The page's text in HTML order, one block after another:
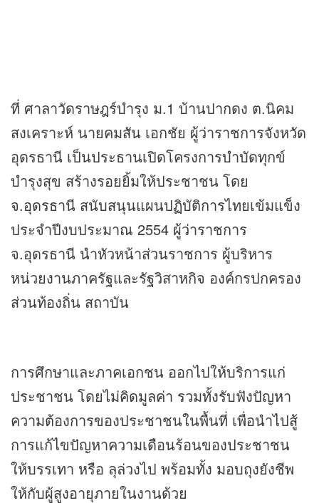
ที่ ศาลาวัดราษฎร์บำรุง ม.1 บ้านปากดง ต.นิคม
สงเคราะห์ นายคมสัน เอกชัย ผู้ว่าราชการจังหวัด
อุดรธานี เป็นประธานเปิดโครงการบำบัดทุกข์
บำรุงสุข สร้างรอยยิ้มให้ประชาชน โดย
จ.อุดรธานี สนับสนุนแผนปฏิบัติการไทยเข้มแข็ง
ประจำปีงบประมาณ 2554 ผู้ว่าราชการ
จ.อุดรธานี นำหัวหน้าส่วนราชการ ผู้บริหาร
หน่วยงานภาครัฐและรัฐวิสาหกิจ องค์กรปกครอง
ส่วนท้องถิ่น สถาบัน
การศึกษาและภาคเอกชน ออกไปให้บริการแก่
ประชาชน โดยไม่คิดมูลค่า รวมทั้งรับฟังปัญหา
ความต้องการของประชาชนในพื้นที่ เพื่อนำไปสู้
การแก้ไขปัญหาความเดือนร้อนของประชาชน
ให้บรรเทา หรือ ลุล่วงไป พร้อมทั้ง มอบถุงยังชีพ
ให้กับผู้สูงอายุภายในงานด้วย